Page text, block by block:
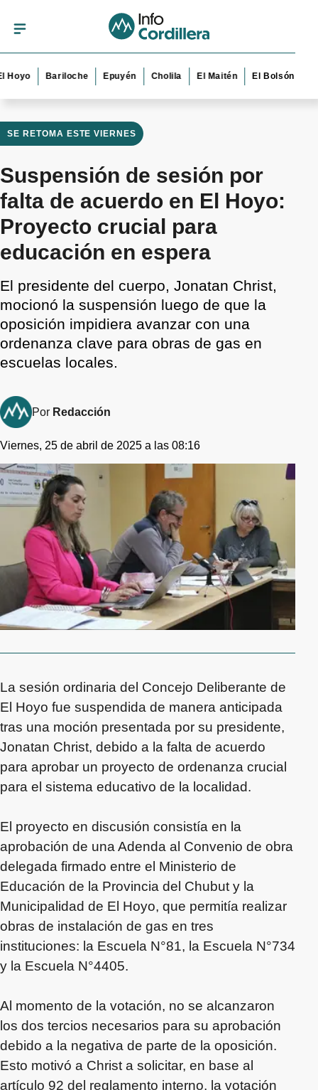
Bariloche Epuyén Cholila El Maitén El Bolsón Esquel
SE RETOMA ESTE VIERNES
Suspensión de sesión por
falta de acuerdo en El Hoyo:
Proyecto crucial para
educación en espera
El presidente del cuerpo, Jonatan Christ,
mocionó la suspensión luego de que la
oposición impidiera avanzar con una
ordenanza clave para obras de gas en
escuelas locales.
Por Redacción
Viernes, 25 de abril de 2025 a las 08:16
La sesión ordinaria del Concejo Deliberante de
El Hoyo fue suspendida de manera anticipada
tras una moción presentada por su presidente,
Jonatan Christ, debido a la falta de acuerdo
para aprobar un proyecto de ordenanza crucial
para el sistema educativo de la localidad.
El proyecto en discusión consistía en la
aprobación de una Adenda al Convenio de obra
delegada firmado entre el Ministerio de
Educación de la Provincia del Chubut y la
Municipalidad de El Hoyo, que permitía realizar
obras de instalación de gas en tres
instituciones: la Escuela N°81, la Escuela N°734
y la Escuela N°4405.
Al momento de la votación, no se alcanzaron
los dos tercios necesarios para su aprobación
debido a la negativa de parte de la oposición.
Esto motivó a Christ a solicitar, en base al
artículo 92 del reglamento interno, la votación